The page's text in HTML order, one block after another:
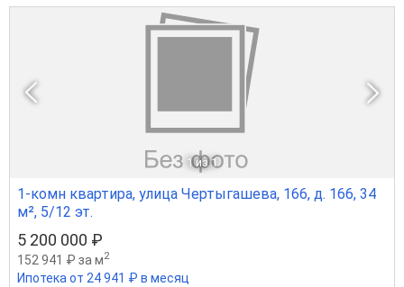
1 из 1
1-комн квартира, улица Чертыгашева, 166, д. 166, 34
м², 5/12 эт.
5 200 000 ₽
152 941 ₽ за м2
Ипотека от 24 941 ₽ в месяц